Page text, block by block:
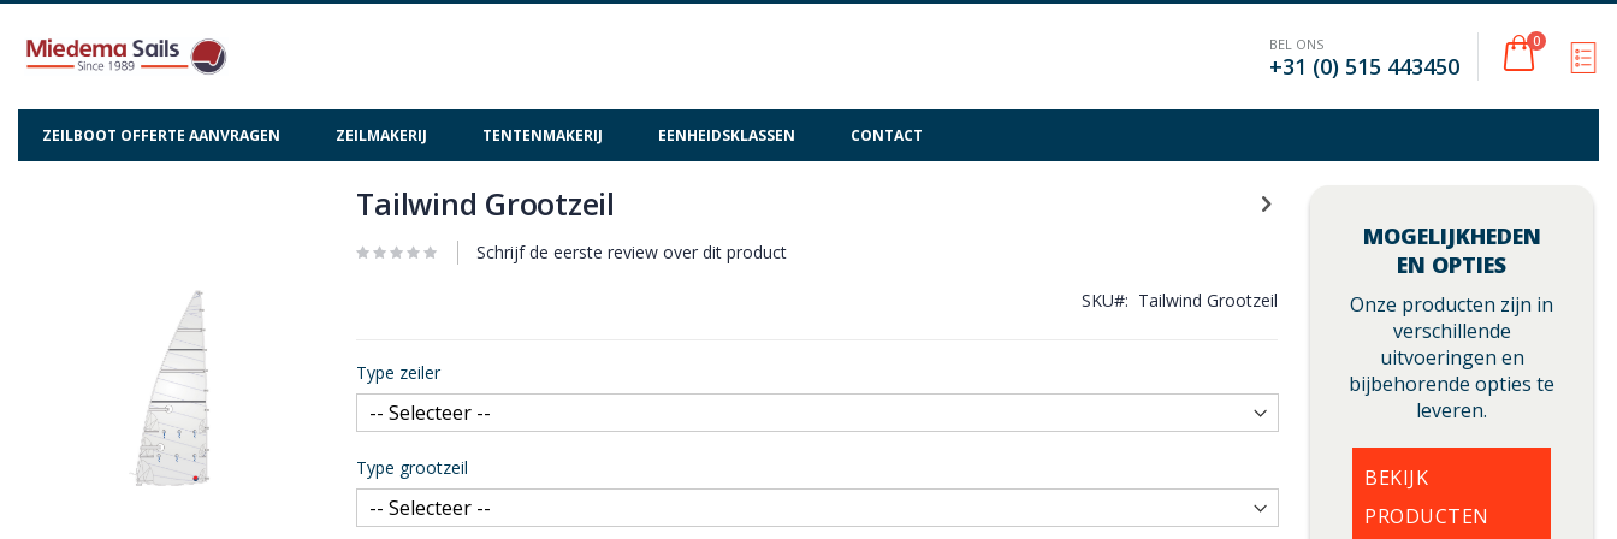
Cart
0
BEL ONS
+31 (0) 515 443450
ZEILBOOT OFFERTE AANVRAGEN ZEILMAKERIJ TENTENMAKERIJ EENHEIDSKLASSEN CONTACT
naar
het
gallerij
Tailwind Grootzeil
Schrijf de eerste review over dit product
SKU Tailwind Grootzeil
Type zeiler
Type grootzeil
MOGELIJKHEDEN
EN OPTIES
Onze producten zijn in
verschillende
uitvoeringen en
bijbehorende opties te
leveren.
BEKIJK
PRODUCTEN